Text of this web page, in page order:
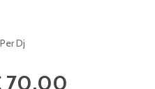
Dj
70,00